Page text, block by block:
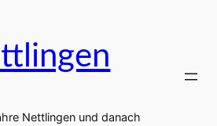
Nettlingen und danach